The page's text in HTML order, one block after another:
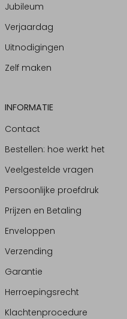
Jubileum
Verjaardag
Uitnodigingen
Zelf maken
INFORMATIE
Contact
Bestellen: hoe werkt het
Veelgestelde vragen
Persoonlijke proefdruk
Prijzen en Betaling
Enveloppen
Verzending
Garantie
Herroepingsrecht
Klachtenprocedure